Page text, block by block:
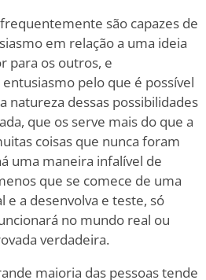
são capazes de
em relação a uma ideia
para os outros, e
pelo que é possível
natureza dessas possibilidades
que os serve mais do que a
coisas que nunca foram
uma maneira infalível de
que se comece de uma
e a desenvolva e teste, só
no mundo real ou
verdadeira.
maioria das pessoas tende